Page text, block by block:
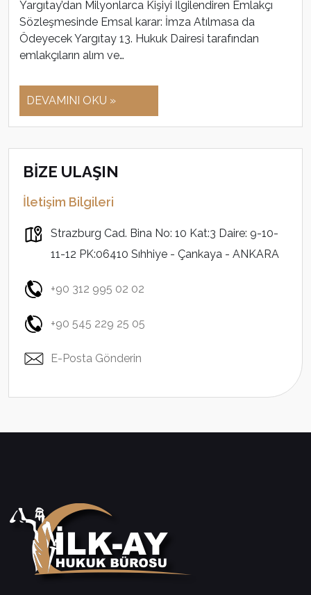
Yargıtay’dan Milyonlarca Kişiyi İlgilendiren Emlakçı
Sözleşmesinde Emsal karar: İmza Atılmasa da
Ödeyecek Yargıtay 13. Hukuk Dairesi tarafından
emlakçıların alım ve…
DEVAMINI OKU »
BİZE ULAŞIN
İletişim Bilgileri
Strazburg Cad. Bina No: 10 Kat:3 Daire: 9-10-
11-12 PK:06410 Sıhhiye - Çankaya - ANKARA
+90 312 995 02 02
+90 545 229 25 05
E-Posta Gönderin